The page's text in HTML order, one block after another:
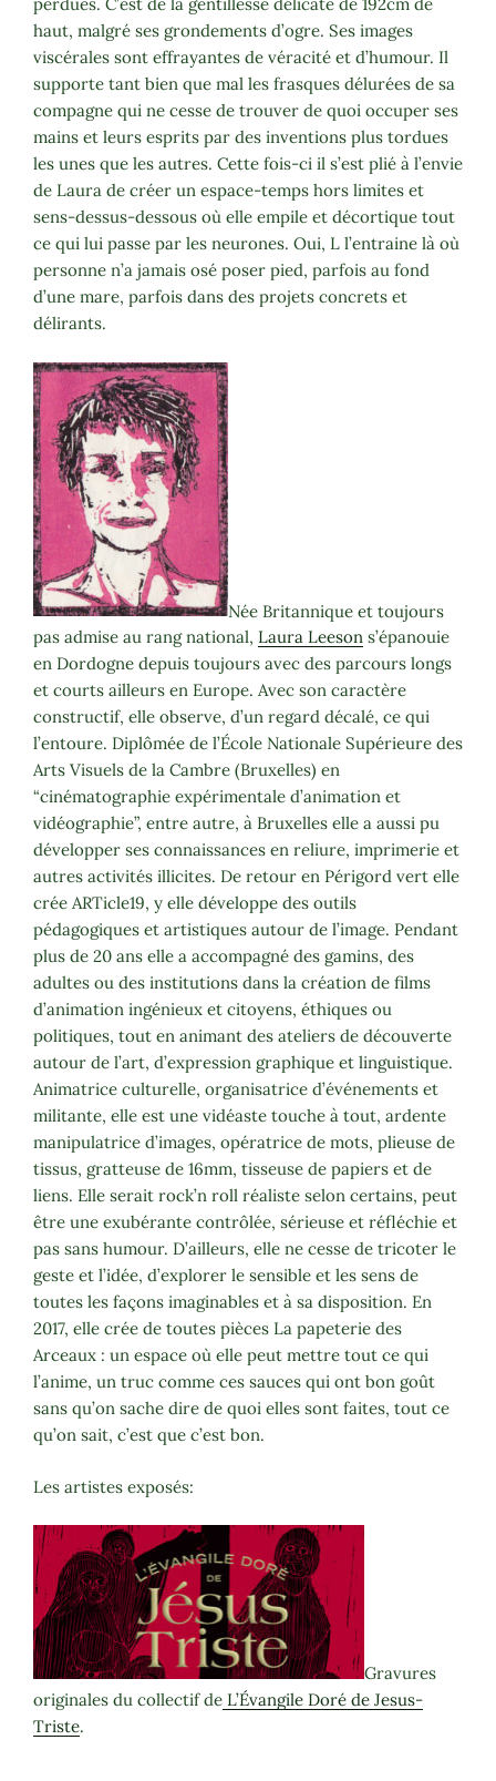
haut, malgré ses grondements d’ogre. Ses images
viscérales sont effrayantes de véracité et d’humour. Il
supporte tant bien que mal les frasques délurées de sa
compagne qui ne cesse de trouver de quoi occuper ses
mains et leurs esprits par des inventions plus tordues
les unes que les autres. Cette fois-ci il s’est plié à l’envie
de Laura de créer un espace-temps hors limites et
sens-dessus-dessous où elle empile et décortique tout
ce qui lui passe par les neurones. Oui, L l’entraine là où
personne n’a jamais osé poser pied, parfois au fond
d’une mare, parfois dans des projets concrets et
délirants.
Née Britannique et toujours
pas admise au rang national, Laura Leeson s’épanouie
en Dordogne depuis toujours avec des parcours longs
et courts ailleurs en Europe. Avec son caractère
constructif, elle observe, d’un regard décalé, ce qui
l’entoure. Diplômée de l’École Nationale Supérieure des
Arts Visuels de la Cambre (Bruxelles) en
“cinématographie expérimentale d’animation et
vidéographie”, entre autre, à Bruxelles elle a aussi pu
développer ses connaissances en reliure, imprimerie et
autres activités illicites. De retour en Périgord vert elle
crée ARTicle19, y elle développe des outils
pédagogiques et artistiques autour de l’image. Pendant
plus de 20 ans elle a accompagné des gamins, des
adultes ou des institutions dans la création de films
d’animation ingénieux et citoyens, éthiques ou
politiques, tout en animant des ateliers de découverte
autour de l’art, d’expression graphique et linguistique.
Animatrice culturelle, organisatrice d’événements et
militante, elle est une vidéaste touche à tout, ardente
manipulatrice d’images, opératrice de mots, plieuse de
tissus, gratteuse de 16mm, tisseuse de papiers et de
liens. Elle serait rock’n roll réaliste selon certains, peut
être une exubérante contrôlée, sérieuse et réfléchie et
pas sans humour. D’ailleurs, elle ne cesse de tricoter le
geste et l’idée, d’explorer le sensible et les sens de
toutes les façons imaginables et à sa disposition. En
2017, elle crée de toutes pièces La papeterie des
Arceaux : un espace où elle peut mettre tout ce qui
l’anime, un truc comme ces sauces qui ont bon goût
sans qu’on sache dire de quoi elles sont faites, tout ce
qu’on sait, c’est que c’est bon.
Les artistes exposés:
Gravures
originales du collectif de L’Évangile Doré de Jesus-
Triste.